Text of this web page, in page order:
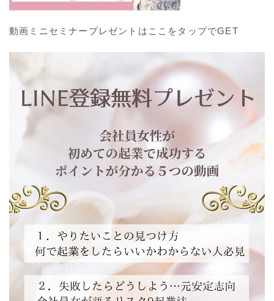
動画ミニセミナープレゼントはここをタップでGET